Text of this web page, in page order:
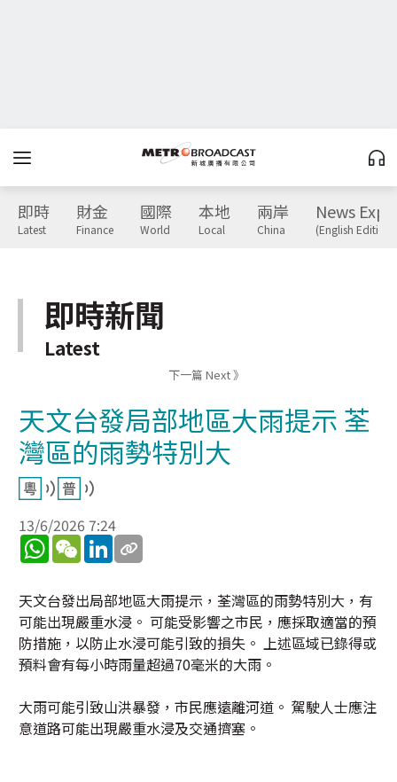
即時
Latest
財金
Finance
國際
World
本地
Local
兩岸
China
News
(English Edition)
即時新聞
Latest
下一篇 Next 》
天文台發局部地區大雨提示 荃
灣區的雨勢特別大
13/6/2026 7:24
WhatsApp
WeChatLinkedIn
天文台發出局部地區大雨提示，荃灣區的雨勢特別大，有
可能出現嚴重水浸。 可能受影響之市民，應採取適當的預
防措施，以防止水浸可能引致的損失。 上述區域已錄得或
預料會有每小時雨量超過70毫米的大雨。
大雨可能引致山洪暴發，市民應遠離河道。 駕駛人士應注
意道路可能出現嚴重水浸及交通擠塞。